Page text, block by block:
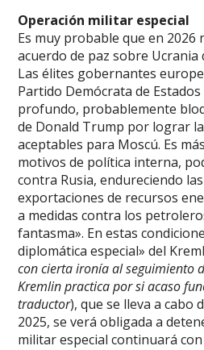
Operación militar especial
Es muy probable que en 2026
acuerdo de paz sobre Ucrania
Las élites gobernantes
Partido Demócrata de
profundo, probablemente
de Donald Trump por lograr
aceptables para Moscú. Es
motivos de política interna,
contra Rusia, endureciendo
exportaciones de recursos
a medidas contra los
fantasma». En estas
diplomática especial» del
con cierta ironía al seguimiento
Kremlin practica por si acaso
traductor), que se lleva a cabo
2025, se verá obligada a
militar especial continuará